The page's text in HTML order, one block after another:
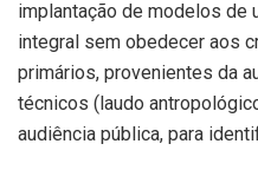
implantação de modelos de
integral sem obedecer aos
primários, provenientes da
técnicos (laudo
audiência pública, para